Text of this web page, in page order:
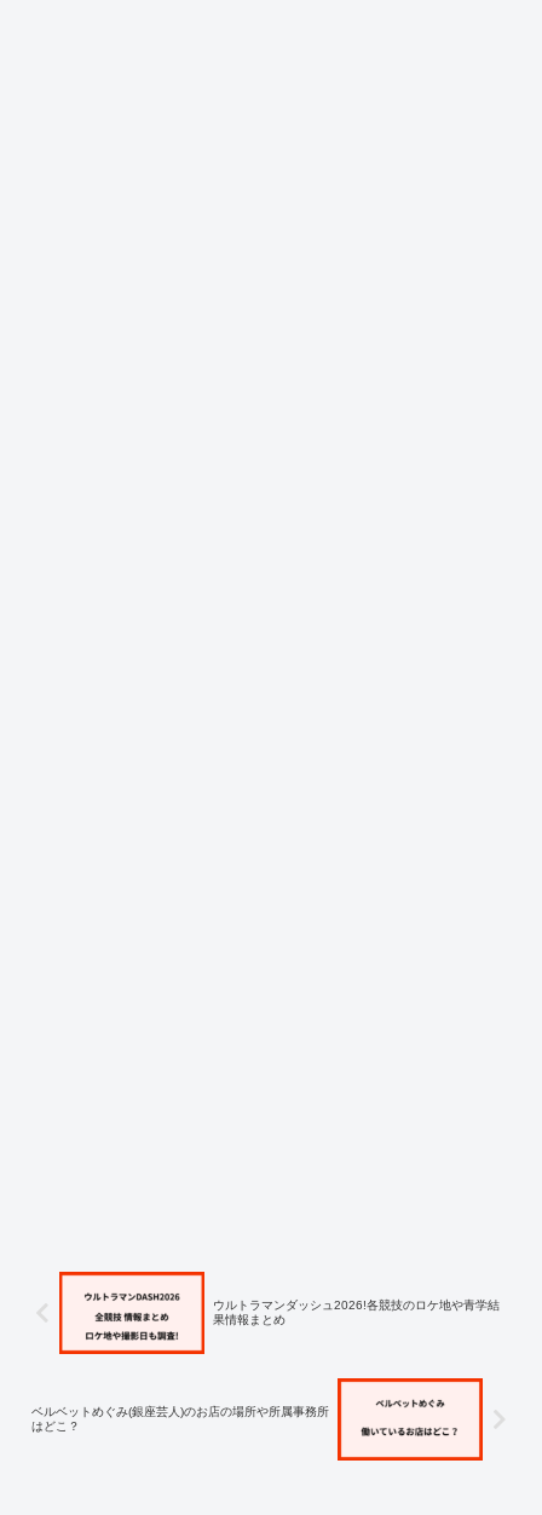
ウルトラマンダッシュ2026!各競技のロケ地や青学結
果情報まとめ
ベルベットめぐみ(銀座芸人)のお店の場所や所属事務所
はどこ？